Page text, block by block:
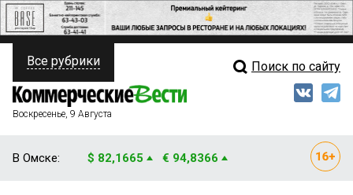
ПОЛИТИКА
ФИНАНСЫ
Свежий выпуск
Все рубрики Поиск по сайту
Воскресенье, 9 Августа
В Омске: $ 82,1665 € 94,8366